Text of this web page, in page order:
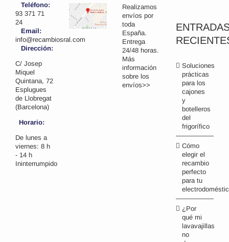
Teléfono:
93 371 71
24
Email:
info@recambiosral.com
Dirección:
C/ Josep
Miquel
Quintana, 72
Esplugues
de Llobregat
(Barcelona)
Horario:
De lunes a
viernes: 8 h
- 14 h
Ininterrumpido
Realizamos
envíos por
toda
España.
Entrega
24/48 horas.
Más
información
sobre los
envíos>>
Soluciones
prácticas
para los
cajones
y
botelleros
del
frigorífico
Cómo
elegir el
recambio
perfecto
para tu
¿Por
qué mi
lavavajillas
no